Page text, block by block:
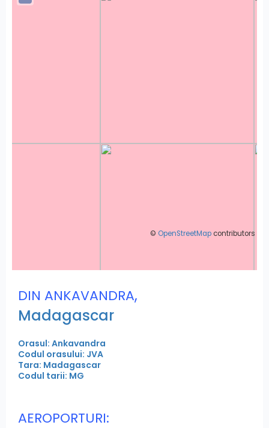
© OpenStreetMap contributors
DIN ANKAVANDRA,
Madagascar
Orasul: Ankavandra
Codul orasului: JVA
Tara: Madagascar
Codul tarii: MG
AEROPORTURI: